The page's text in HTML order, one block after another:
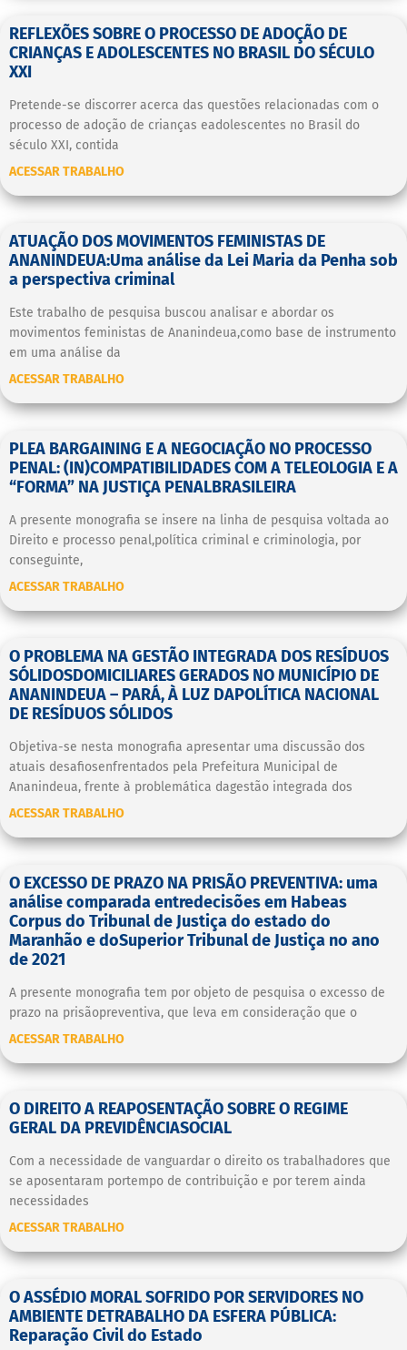
REFLEXÕES SOBRE O PROCESSO DE ADOÇÃO DE
CRIANÇAS E ADOLESCENTES NO BRASIL DO SÉCULO
XXI
Pretende-se discorrer acerca das questões relacionadas com o
processo de adoção de crianças eadolescentes no Brasil do
século XXI, contida
ACESSAR TRABALHO
ATUAÇÃO DOS MOVIMENTOS FEMINISTAS DE
ANANINDEUA:Uma análise da Lei Maria da Penha sob
a perspectiva criminal
Este trabalho de pesquisa buscou analisar e abordar os
movimentos feministas de Ananindeua,como base de instrumento
em uma análise da
ACESSAR TRABALHO
PLEA BARGAINING E A NEGOCIAÇÃO NO PROCESSO
PENAL: (IN)COMPATIBILIDADES COM A TELEOLOGIA E A
“FORMA” NA JUSTIÇA PENALBRASILEIRA
A presente monografia se insere na linha de pesquisa voltada ao
Direito e processo penal,política criminal e criminologia, por
conseguinte,
ACESSAR TRABALHO
O PROBLEMA NA GESTÃO INTEGRADA DOS RESÍDUOS
SÓLIDOSDOMICILIARES GERADOS NO MUNICÍPIO DE
ANANINDEUA – PARÁ, À LUZ DAPOLÍTICA NACIONAL
DE RESÍDUOS SÓLIDOS
Objetiva-se nesta monografia apresentar uma discussão dos
atuais desafiosenfrentados pela Prefeitura Municipal de
Ananindeua, frente à problemática dagestão integrada dos
ACESSAR TRABALHO
O EXCESSO DE PRAZO NA PRISÃO PREVENTIVA: uma
análise comparada entredecisões em Habeas
Corpus do Tribunal de Justiça do estado do
Maranhão e doSuperior Tribunal de Justiça no ano
de 2021
A presente monografia tem por objeto de pesquisa o excesso de
prazo na prisãopreventiva, que leva em consideração que o
ACESSAR TRABALHO
O DIREITO A REAPOSENTAÇÃO SOBRE O REGIME
GERAL DA PREVIDÊNCIASOCIAL
Com a necessidade de vanguardar o direito os trabalhadores que
se aposentaram portempo de contribuição e por terem ainda
necessidades
ACESSAR TRABALHO
O ASSÉDIO MORAL SOFRIDO POR SERVIDORES NO
AMBIENTE DETRABALHO DA ESFERA PÚBLICA:
Reparação Civil do Estado